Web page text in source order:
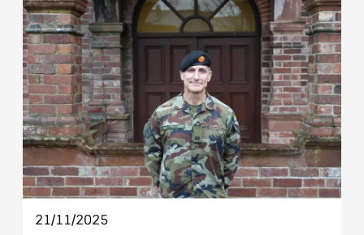
tuirlingt thart ar 9.30am, tar éis imscaradh sé
mhí go Deisceart na Liobáine.
21/11/2025